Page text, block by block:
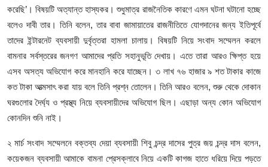
করেছি’। বিষয়টি অত্যান্ত হাস্যকর। শুধুমাত্র রাজনৈতিক কারণে এমন ঘটনা ঘটানো হচ্ছে
বলেও দাবী তার। তিনি বলেন, তার বাবা জামায়াতের রাজনীতিতে যোগদানের জন্য ইতিপূর্বে
তাদের ইন্টারনেট ব্যবসায়ী দুর্বৃত্তরা হামলা চালায়। বিষয়টি নিয়ে সংবাদ সম্মেলন করলে
বামনার সর্বস্তরের জনগণ আমাদের প্রতি সহানুভূতি দেখায়। এতে তারা আরও ক্ষিপ্ত হয়ে
এসব অসত্য অভিযোগ করে মানহানি করে যাচ্ছেন। ৩ লাখ ৭৬ হাজার ৯ শত টাকার কাজে
কত টাকা আত্মসাৎ করা যায় বলে তিনি প্রশ্ন তোলেন। তিনি আরও বলেন, শুরু থেকে দোকান
ঘরগুলোর দৈর্ঘ্য ও প্রস্থ্য নিয়ে ব্যবসায়ীদের অভিযোগ ছিল। এছাড়া অন্য কোন অভিযোগ
কোনদিন শুনি নাই।
২ মার্চ সংবাদ সম্মেলনে বক্তব্য দেয়া ব্যবসায়ী শিবু চন্দ্র দাসের পুত্র জয় চন্দ্র দাস বলেন,
কয়েকজন ব্যবসায়ী আমাকে বামনা প্রেসক্লাবে নিয়ে একটি কাগজ হাতে ধরিয়ে দিয়ে পড়তে